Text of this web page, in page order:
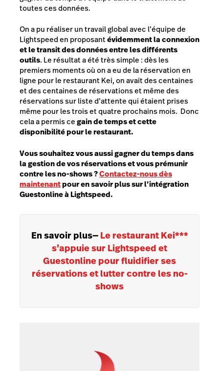
toutes ces données.
On a pu réaliser un travail global avec l’équipe de
Lightspeed en proposantévidemment la connexion
et le transit des données entre les différents
outils. Le résultat a été très simple : dès les
premiers moments où on a eu de la réservation en
ligne pour le restaurant Kei, on avait des centaines
et des centaines de réservations et même des
réservations sur liste d’attente qui étaient prises
même pour les trois et quatre prochains mois. Donc
cela a permis cegain de temps et cette
disponibilité pour le restaurant.
Vous souhaitez vous aussi gagner du temps dans
la gestion de vos réservations et vous prémunir
contre les no-shows ?Contactez-nous dès
maintenantpour en savoir plus sur l’intégration
Guestonline à Lightspeed.
En savoir plus—Le restaurant Kei***
s’appuie sur Lightspeed et
Guestonline pour fluidifier ses
réservations et lutter contre les no-
shows